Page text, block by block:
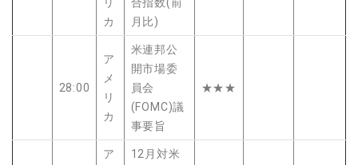
カ
月比)
28:00
ア
メ
リ
カ
米連邦公
開市場委
員会
(FOMC)議
事要旨
★★★
ア
12月対米